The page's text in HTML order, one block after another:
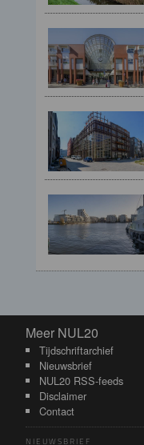
Meer NUL20
Meer NUL20
Tijdschriftarchief
Nieuwsbrief
NUL20 RSS-feeds
Disclaimer
Contact
NIEUWSBRIEF